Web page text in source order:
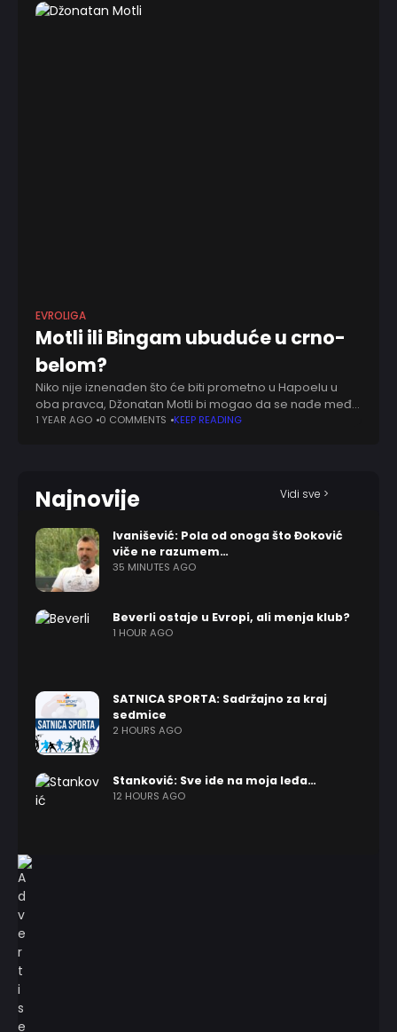
EVROLIGA
Motli ili Bingam ubuduće u crno-
belom?
Niko nije iznenađen što će biti prometno u Hapoelu u
oba pravca, Džonatan Motli bi mogao da se nađe među
tim imenima. Kako trenutno stvari stoje, Dimitris Itudis bi
1 YEAR AGO 0 COMMENTS KEEP READING
Najnovije Vidi sve >
Ivanišević: Pola od onoga što Đoković
viče ne razumem…
35 MINUTES AGO
Beverli ostaje u Evropi, ali menja klub?
1 HOUR AGO
SATNICA SPORTA: Sadržajno za kraj
sedmice
2 HOURS AGO
Stanković: Sve ide na moja leđa…
12 HOURS AGO